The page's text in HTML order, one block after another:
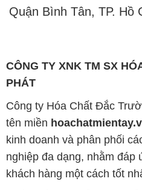
Quận Bình Tân, TP. Hồ
CÔNG TY XNK TM SX
PHÁT
Công ty Hóa Chất Đắc
tên miền
kinh doanh và phân phối
nghiệp đa dạng, nhằm đáp
khách hàng một cách tốt